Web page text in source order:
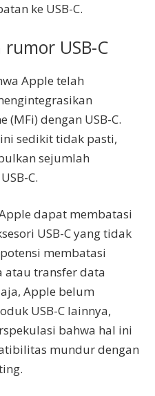
ke USB-C.
USB-C
Apple telah
(MFi) dengan USB-C.
sedikit tidak pasti,
sejumlah
C.
dapat membatasi
USB-C yang tidak
membatasi
atau transfer data
Apple belum
USB-C lainnya,
bahwa hal ini
mundur dengan